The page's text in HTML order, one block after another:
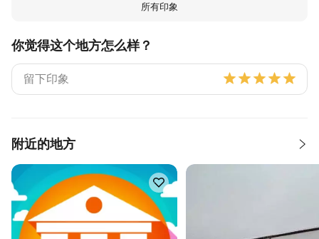
所有印象
你觉得这个地方怎么样？
附近的地方